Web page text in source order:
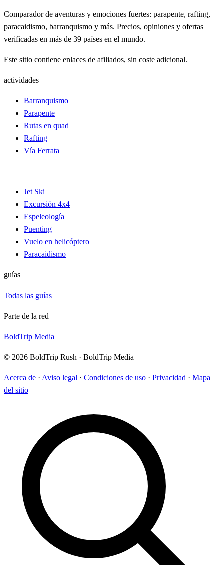
Comparador de aventuras y emociones fuertes: parapente, rafting,
paracaidismo, barranquismo y más. Precios, opiniones y ofertas
verificadas en más de 39 países en el mundo.
Este sitio contiene enlaces de afiliados, sin coste adicional.
actividades
Barranquismo
Parapente
Rutas en quad
Rafting
Vía Ferrata
Jet Ski
Excursión 4x4
Espeleología
Puenting
Vuelo en helicóptero
Paracaidismo
guías
Todas las guías
Parte de la red
BoldTrip Media
© 2026 BoldTrip Rush · BoldTrip Media
Acerca de · Aviso legal · Condiciones de uso · Privacidad · Mapa
del sitio